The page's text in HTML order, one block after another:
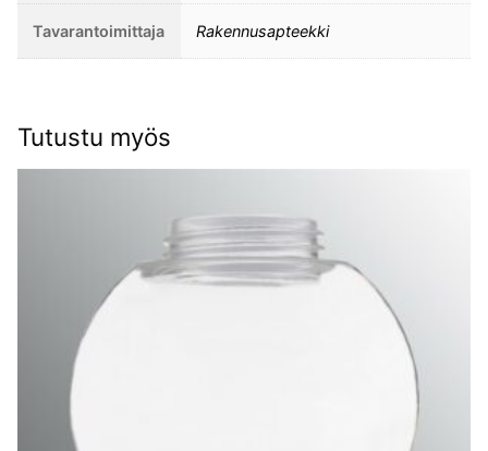
määrä
Tavarantoimittaja Rakennusapteekki
Tutustu myös